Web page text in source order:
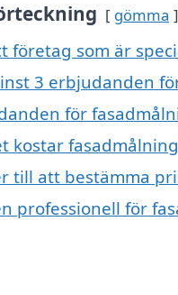
gömma
företag som är
3 erbjudanden
för
kostar
till att bestämma
professionell för